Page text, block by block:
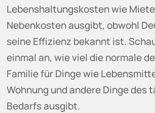
Lebenshaltungskosten wie
Nebenkosten ausgibt, obwohl
seine Effizienz bekannt ist.
einmal an, wie viel die normale
Familie für Dinge wie
Wohnung und andere Dinge des
Bedarfs ausgibt.